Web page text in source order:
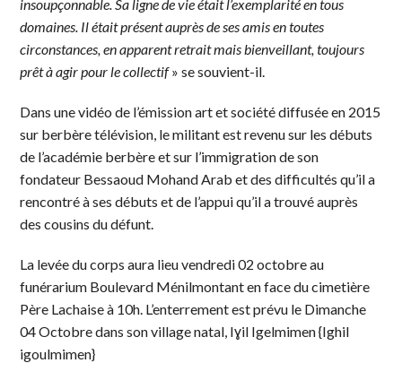
insoupçonnable. Sa ligne de vie était l’exemplarité en tous
domaines. Il était présent auprès de ses amis en toutes
circonstances, en apparent retrait mais bienveillant, toujours
prêt à agir pour le collectif» se souvient-il.
Dans une vidéo de l’émission art et société diffusée en 2015
sur berbère télévision, le militant est revenu sur les débuts
de l’académie berbère et sur l’immigration de son
fondateur Bessaoud Mohand Arab et des difficultés qu’il a
rencontré à ses débuts et de l’appui qu’il a trouvé auprès
des cousins du défunt.
La levée du corps aura lieu vendredi 02 octobre au
funérarium Boulevard Ménilmontant en face du cimetière
Père Lachaise à 10h. L’enterrement est prévu le Dimanche
04 Octobre dans son village natal, Iɣil Igelmimen {Ighil
igoulmimen}